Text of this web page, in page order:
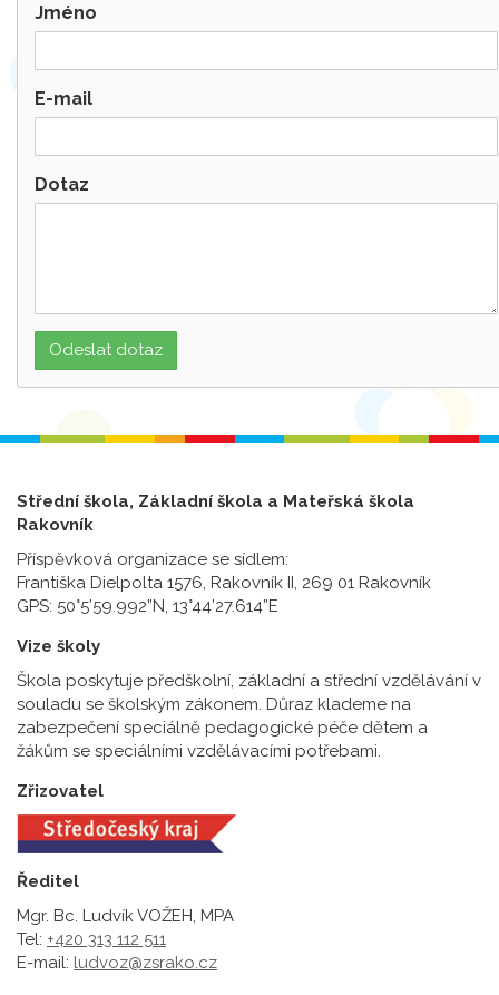
Jméno
E-mail
Dotaz
Střední škola, Základní škola a Mateřská škola
Rakovník
Příspěvková organizace se sídlem:
Františka Dielpolta 1576, Rakovník II, 269 01 Rakovník
GPS: 50°5’59.992”N, 13°44’27.614”E
Vize školy
Škola poskytuje předškolní, základní a střední vzdělávání v
souladu se školským zákonem. Důraz klademe na
zabezpečení speciálně pedagogické péče dětem a
žákům se speciálními vzdělávacími potřebami.
Zřizovatel
Ředitel
Mgr. Bc. Ludvík VOŽEH, MPA
Tel: +420 313 112 511
E-mail: ludvoz@zsrako.cz